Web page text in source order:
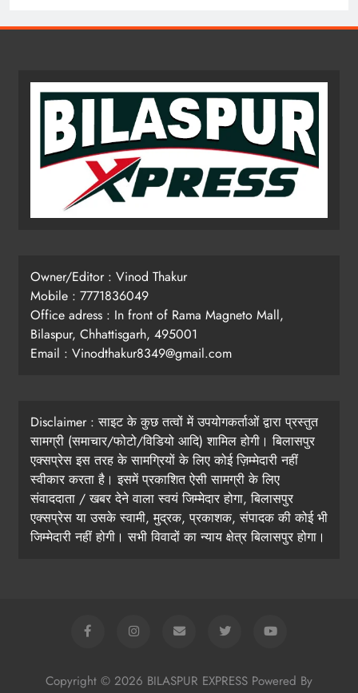
Owner/Editor : Vinod Thakur
Mobile : 7771836049
Office adress : In front of Rama Magneto Mall,
Bilaspur, Chhattisgarh, 495001
Email : Vinodthakur8349@gmail.com
Disclaimer : साइट के कुछ तत्वों में उपयोगकर्ताओं द्वारा प्रस्तुत
सामग्री (समाचार/फोटो/विडियो आदि) शामिल होगी। बिलासपुर
एक्सप्रेस इस तरह के सामग्रियों के लिए कोई ज़िम्मेदारी नहीं
स्वीकार करता है। इसमें प्रकाशित ऐसी सामग्री के लिए
संवाददाता / खबर देने वाला स्वयं जिम्मेदार होगा, बिलासपुर
एक्सप्रेस या उसके स्वामी, मुद्रक, प्रकाशक, संपादक की कोई भी
जिम्मेदारी नहीं होगी। सभी विवादों का न्याय क्षेत्र बिलासपुर होगा।
Copyright © 2026 BILASPUR EXPRESS Powered By